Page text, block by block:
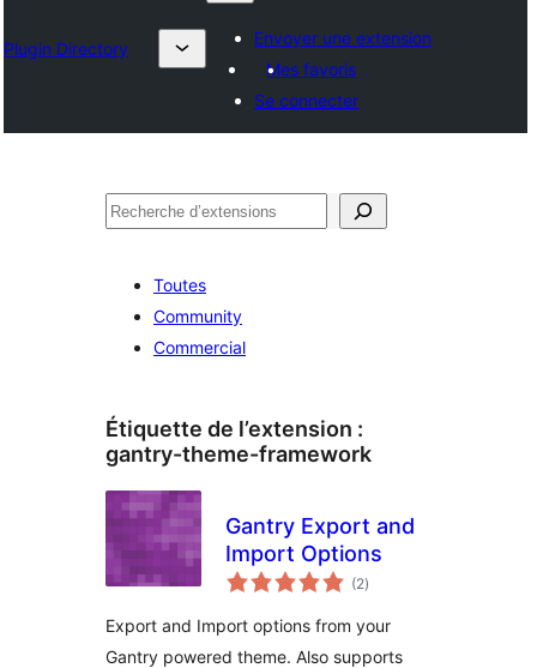
Plugin Directory
Envoyer une extension
Mes favoris
Se connecter
Rechercher
Toutes
Community
Commercial
Étiquette de l’extension :
gantry-theme-framework
Gantry Export and
Import Options
(2notes
en
)
Export and Import options from your
Gantry powered theme. Also supports